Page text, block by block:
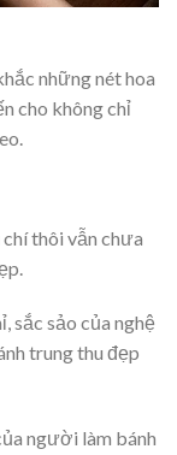
những nét hoa
cho không chỉ
thôi vẫn chưa
sắc sảo của nghệ
trung thu đẹp
người làm bánh